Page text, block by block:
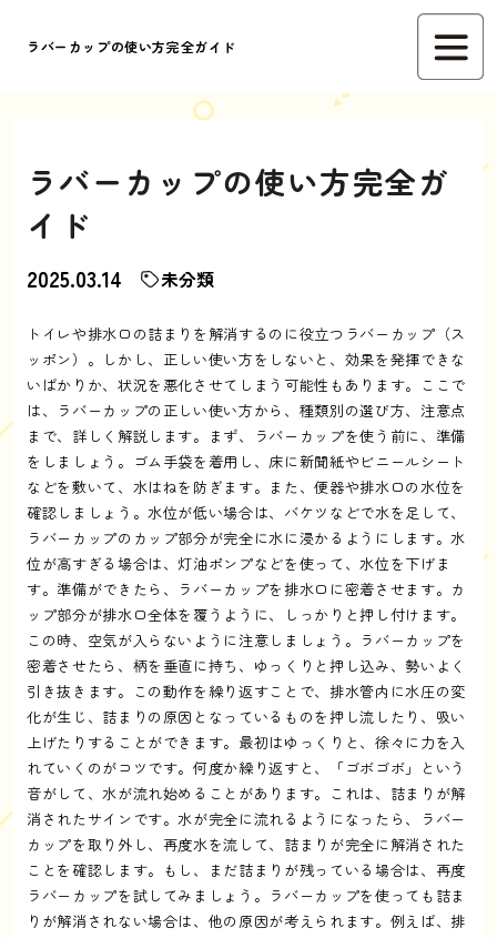
ラバーカップの使い方完全ガイド
ラバーカップの使い方完全ガ
イド
2025.03.14 未分類
トイレや排水口の詰まりを解消するのに役立つラバーカップ（ス
ッポン）。しかし、正しい使い方をしないと、効果を発揮できな
いばかりか、状況を悪化させてしまう可能性もあります。ここで
は、ラバーカップの正しい使い方から、種類別の選び方、注意点
まで、詳しく解説します。まず、ラバーカップを使う前に、準備
をしましょう。ゴム手袋を着用し、床に新聞紙やビニールシート
などを敷いて、水はねを防ぎます。また、便器や排水口の水位を
確認しましょう。水位が低い場合は、バケツなどで水を足して、
ラバーカップのカップ部分が完全に水に浸かるようにします。水
位が高すぎる場合は、灯油ポンプなどを使って、水位を下げま
す。準備ができたら、ラバーカップを排水口に密着させます。カ
ップ部分が排水口全体を覆うように、しっかりと押し付けます。
この時、空気が入らないように注意しましょう。ラバーカップを
密着させたら、柄を垂直に持ち、ゆっくりと押し込み、勢いよく
引き抜きます。この動作を繰り返すことで、排水管内に水圧の変
化が生じ、詰まりの原因となっているものを押し流したり、吸い
上げたりすることができます。最初はゆっくりと、徐々に力を入
れていくのがコツです。何度か繰り返すと、「ゴボゴボ」という
音がして、水が流れ始めることがあります。これは、詰まりが解
消されたサインです。水が完全に流れるようになったら、ラバー
カップを取り外し、再度水を流して、詰まりが完全に解消された
ことを確認します。もし、まだ詰まりが残っている場合は、再度
ラバーカップを試してみましょう。ラバーカップを使っても詰ま
りが解消されない場合は、他の原因が考えられます。例えば、排